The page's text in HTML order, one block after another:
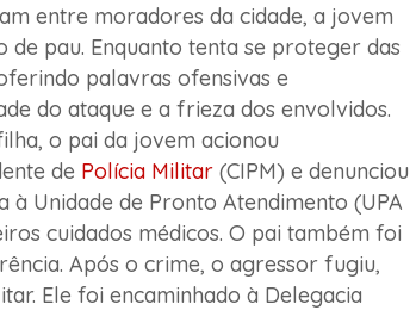
entre moradores da cidade, a jovem
pau. Enquanto tenta se proteger das
palavras ofensivas e
do ataque e a frieza dos envolvidos.
o pai da jovem acionou
de Polícia Militar(CIPM) e denunciou
Unidade de Pronto Atendimento (UPA
cuidados médicos. O pai também foi
Após o crime, o agressor fugiu,
Ele foi encaminhado à Delegacia